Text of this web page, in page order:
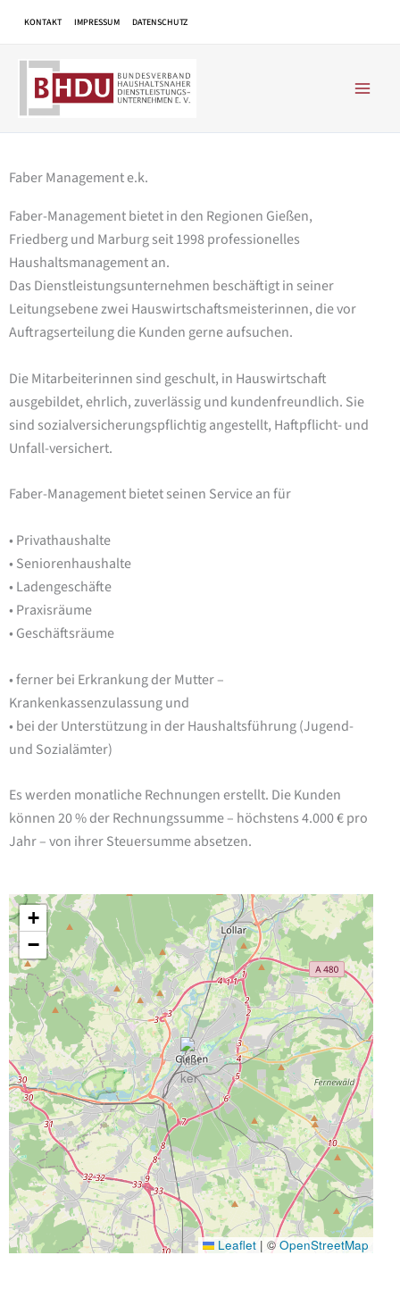
springen
KONTAKT IMPRESSUM DATENSCHUTZ
Faber Management e.k.
Faber-Management bietet in den Regionen Gießen,
Friedberg und Marburg seit 1998 professionelles
Haushaltsmanagement an.
Das Dienstleistungsunternehmen beschäftigt in seiner
Leitungsebene zwei Hauswirtschaftsmeisterinnen, die vor
Auftragserteilung die Kunden gerne aufsuchen.
Die Mitarbeiterinnen sind geschult, in Hauswirtschaft
ausgebildet, ehrlich, zuverlässig und kundenfreundlich. Sie
sind sozialversicherungspflichtig angestellt, Haftpflicht- und
Unfall-versichert.
Faber-Management bietet seinen Service an für
• Privathaushalte
• Seniorenhaushalte
• Ladengeschäfte
• Praxisräume
• Geschäftsräume
• ferner bei Erkrankung der Mutter –
Krankenkassenzulassung und
• bei der Unterstützung in der Haushaltsführung (Jugend-
und Sozialämter)
Es werden monatliche Rechnungen erstellt. Die Kunden
können 20 % der Rechnungssumme – höchstens 4.000 € pro
Jahr – von ihrer Steuersumme absetzen.
+
−
Leaflet | ©OpenStreetMap